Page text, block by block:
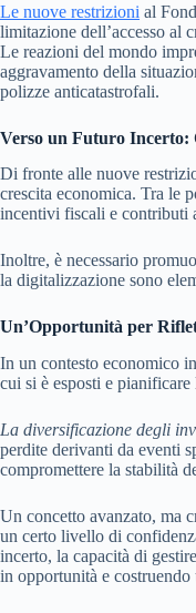
Le nuove restrizioni al
limitazione dell’accesso al
Le reazioni del mondo
aggravamento della
polizze anticatastrofali.
Verso un Futuro Incerto:
Di fronte alle nuove
crescita economica. Tra le
incentivi fiscali e contributi
Inoltre, è necessario
la digitalizzazione sono
Un’Opportunità per
In un contesto economico
cui si è esposti e
La diversificazione degli
perdite derivanti da eventi
compromettere la stabilità
Un concetto avanzato, ma
un certo livello di
incerto, la capacità di
in opportunità e